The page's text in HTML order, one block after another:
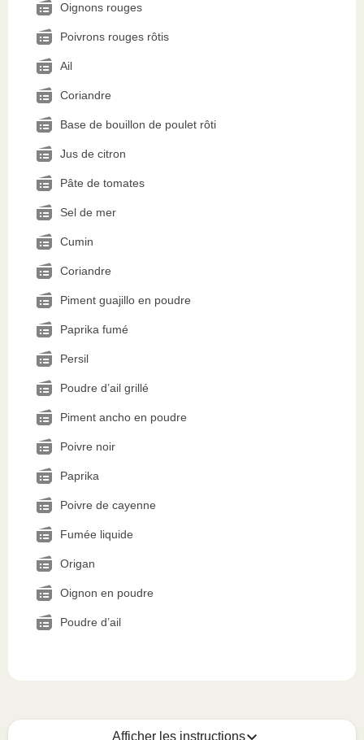
Oignons rouges
Poivrons rouges rôtis
Ail
Coriandre
Base de bouillon de poulet rôti
Jus de citron
Pâte de tomates
Sel de mer
Cumin
Coriandre
Piment guajillo en poudre
Paprika fumé
Persil
Poudre d’ail grillé
Piment ancho en poudre
Poivre noir
Paprika
Poivre de cayenne
Fumée liquide
Origan
Oignon en poudre
Poudre d’ail
Afficher les instructions